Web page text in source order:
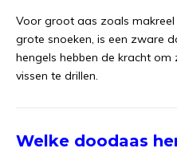
Voor groot aas zoals
grote snoeken, is een zware
hengels hebben de kracht
vissen te drillen.
Welke doodaas